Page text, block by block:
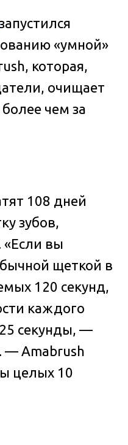
«умной»
которая,
очищает
чем за
108 дней
зубов,
«Если вы
щеткой в
120 секунд,
каждого
секунды, —
— Amabrush
целых 10